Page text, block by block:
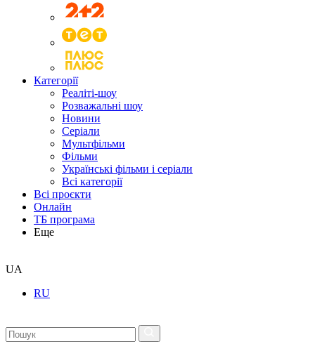
Категорії
Реаліті-шоу
Розважальні шоу
Новини
Серіали
Мультфільми
Фільми
Українські фільми і серіали
Всі категорії
Всі проєкти
Онлайн
ТБ програма
Еще
UA
RU